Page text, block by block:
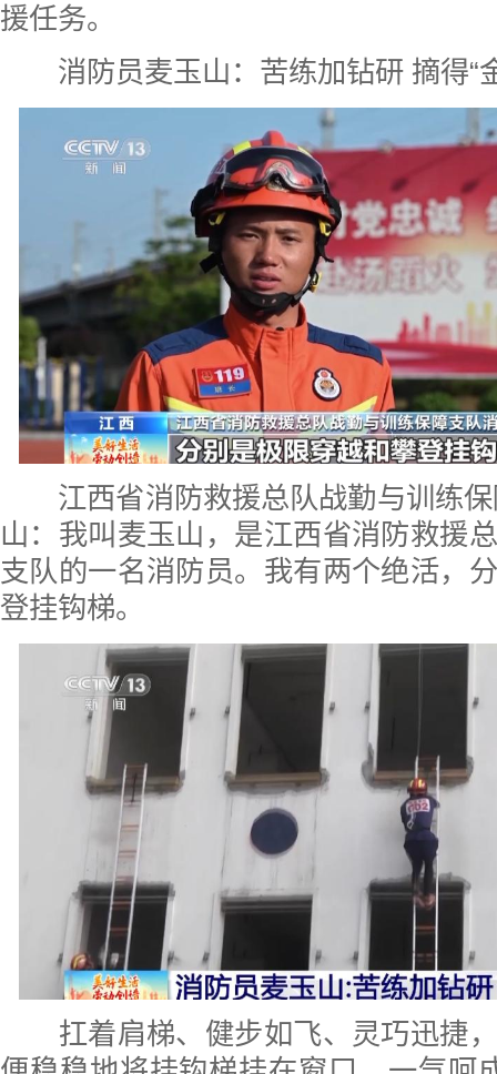
援任务。
消防员麦玉山：苦练加钻研 摘得“
江西省消防救援总队战勤与训练保
山：我叫麦玉山，是江西省消防救援
支队的一名消防员。我有两个绝活，
登挂钩梯。
扛着肩梯、健步如飞、灵巧迅捷，